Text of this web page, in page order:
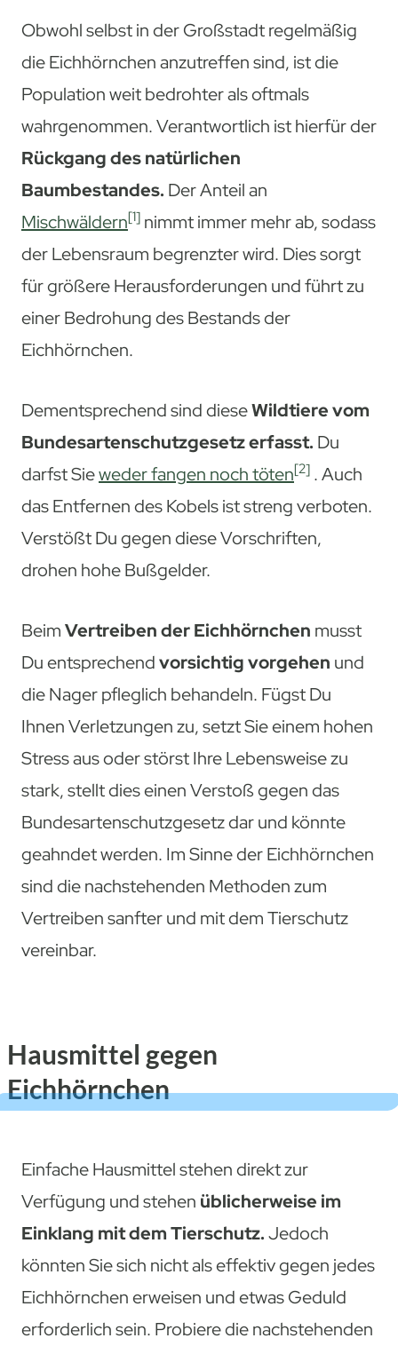
Obwohl selbst in der Großstadt regelmäßig
die Eichhörnchen anzutreffen sind, ist die
Population weit bedrohter als oftmals
wahrgenommen. Verantwortlich ist hierfür der
Rückgang des natürlichen
Baumbestandes. Der Anteil an
Mischwäldern[1] nimmt immer mehr ab, sodass
der Lebensraum begrenzter wird. Dies sorgt
für größere Herausforderungen und führt zu
einer Bedrohung des Bestands der
Eichhörnchen.
Dementsprechend sind dieseWildtiere vom
Bundesartenschutzgesetz erfasst. Du
darfst Sieweder fangen noch töten[2] . Auch
das Entfernen des Kobels ist streng verboten.
Verstößt Du gegen diese Vorschriften,
drohen hohe Bußgelder.
BeimVertreiben der Eichhörnchen musst
Du entsprechendvorsichtig vorgehen und
die Nager pfleglich behandeln. Fügst Du
Ihnen Verletzungen zu, setzt Sie einem hohen
Stress aus oder störst Ihre Lebensweise zu
stark, stellt dies einen Verstoß gegen das
Bundesartenschutzgesetz dar und könnte
geahndet werden. Im Sinne der Eichhörnchen
sind die nachstehenden Methoden zum
Vertreiben sanfter und mit dem Tierschutz
vereinbar.
Hausmittel gegen
Eichhörnchen
Einfache Hausmittel stehen direkt zur
Verfügung und stehen üblicherweise im
Einklang mit dem Tierschutz.Jedoch
könnten Sie sich nicht als effektiv gegen jedes
Eichhörnchen erweisen und etwas Geduld
erforderlich sein. Probiere die nachstehenden